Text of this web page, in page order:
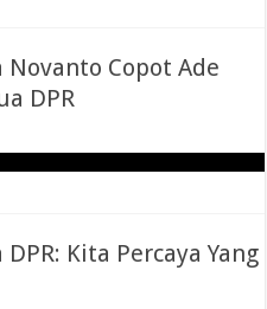
Copot Ade
DPR
Kita Percaya Yang